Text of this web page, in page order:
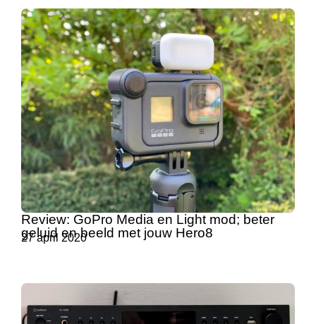
Review: GoPro Media en Light mod; beter
geluid en beeld met jouw Hero8
27 april 2020